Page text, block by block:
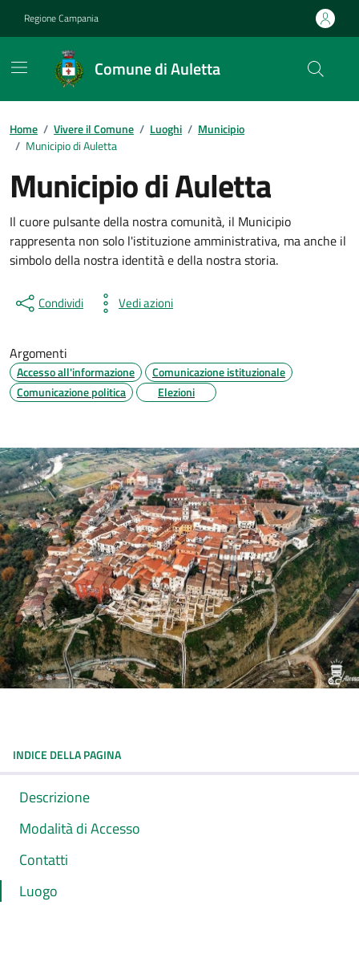
Regione Campania
Comune di Auletta
Home / Vivere il Comune / Luoghi / Municipio
/ Municipio di Auletta
Municipio di Auletta
Il cuore pulsante della nostra comunità, il Municipio
rappresenta non solo l'istituzione amministrativa, ma anche il
simbolo della nostra identità e della nostra storia.
Condividi Vedi azioni
Argomenti
Accesso all'informazione
Comunicazione istituzionale
Comunicazione politica
Elezioni
INDICE DELLA PAGINA
Descrizione
Modalità di Accesso
Contatti
Luogo